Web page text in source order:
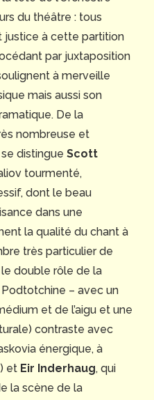
du théâtre : tous
justice à cette partition
par juxtaposition
à merveille
mais aussi son
De la
nombreuse et
distingue Scott
tourmenté,
dont le beau
dans une
la qualité du chant à
très particulier de
le double rôle de la
– avec un
et de l’aigu et une
contraste avec
énergique, à
et Eir Inderhaug, qui
la scène de la